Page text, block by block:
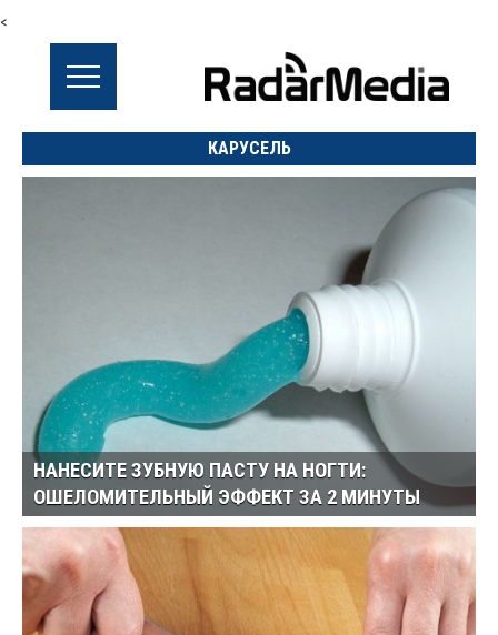
<
КАРУСЕЛЬ
НАНЕСИТЕ ЗУБНУЮ ПАСТУ НА НОГТИ:
ОШЕЛОМИТЕЛЬНЫЙ ЭФФЕКТ ЗА 2 МИНУТЫ